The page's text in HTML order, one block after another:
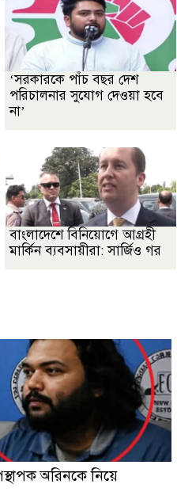
‘সরকারকে পাঁচ বছর দেশ
পরিচালনার সুযোগ দেওয়া হবে
না’
বাংলাদেশে বিনিয়োগে আগ্রহী
মার্কিন ব্যবসায়ীরা: সার্জিও গর
অরিনকে নিয়ে